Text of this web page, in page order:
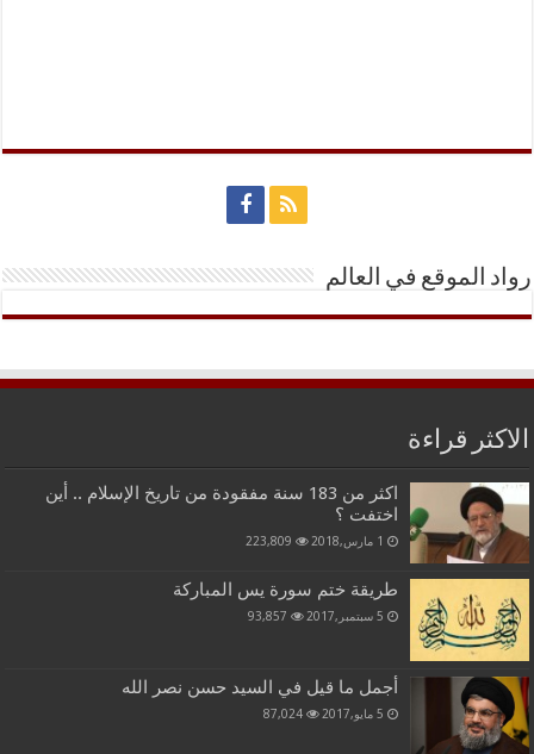
رواد الموقع في العالم
الاكثر قراءة
اكثر من 183 سنة مفقودة من تاريخ الإسلام .. أين
اختفت ؟
1 مارس,2018 223,809
طريقة ختم سورة يس المباركة
5 سبتمبر,2017 93,857
أجمل ما قيل في السيد حسن نصر الله
5 مايو,2017 87,024